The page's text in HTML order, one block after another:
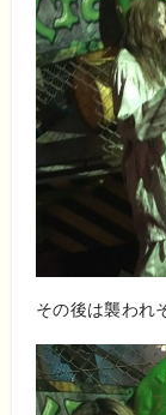
その後は襲われ